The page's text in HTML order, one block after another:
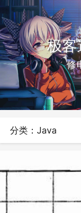
极
修
分类：Java